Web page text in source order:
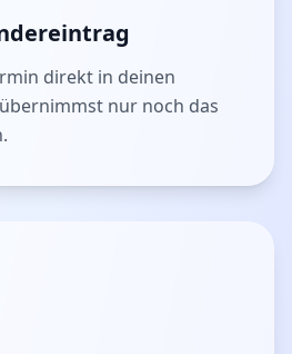
direkt in deinen
nur noch das